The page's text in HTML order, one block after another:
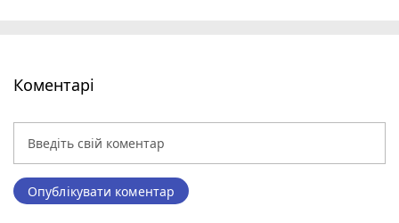
Коментарі
Опублікувати коментар